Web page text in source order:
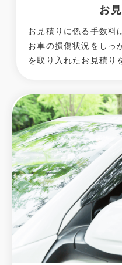
お
お見積りに係る手数料
お車の損傷状況をしっ
を取り入れたお見積り